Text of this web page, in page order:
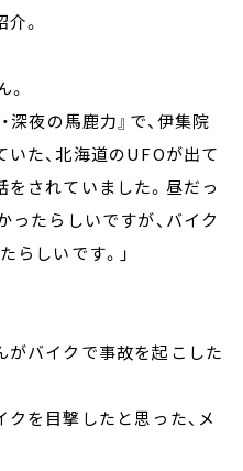
。
深夜の馬鹿力』で、伊集院
いた、北海道のUFOが出て
をされていました。昼だっ
ったらしいですが、バイク
らしいです。」
がバイクで事故を起こした
を目撃したと思った、メ